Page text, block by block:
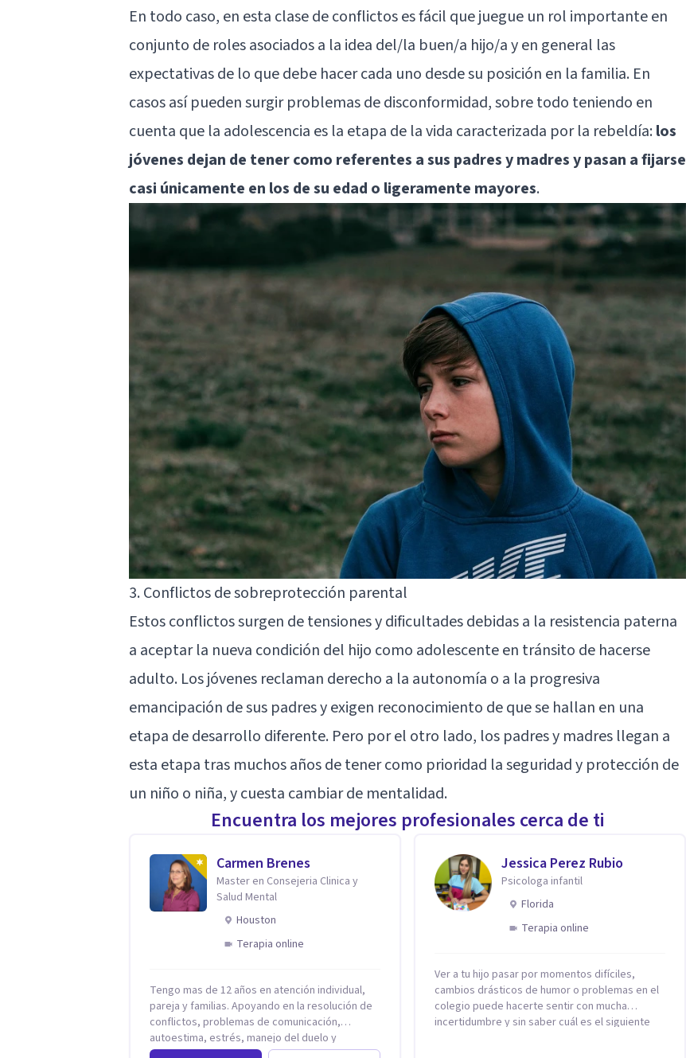
En todo caso, en esta clase de conflictos es fácil que juegue un rol importante en
conjunto de roles asociados a la idea del/la buen/a hijo/a y en general las
expectativas de lo que debe hacer cada uno desde su posición en la familia. En
casos así pueden surgir problemas de disconformidad, sobre todo teniendo en
cuenta que la adolescencia es la etapa de la vida caracterizada por la rebeldía:los
jóvenes dejan de tener como referentes a sus padres y madres y pasan a fijarse
casi únicamente en los de su edad o ligeramente mayores.
3. Conflictos de sobreprotección parental
Estos conflictos surgen de tensiones y dificultades debidas a la resistencia paterna
a aceptar la nueva condición del hijo como adolescente en tránsito de hacerse
adulto. Los jóvenes reclaman derecho a la autonomía o a la progresiva
emancipación de sus padres y exigen reconocimiento de que se hallan en una
etapa de desarrollo diferente. Pero por el otro lado, los padres y madres llegan a
esta etapa tras muchos años de tener como prioridad la seguridad y protección de
un niño o niña, y cuesta cambiar de mentalidad.
Encuentra los mejores profesionales cerca de ti
Carmen Brenes
Master en Consejeria Clinica y
Salud Mental
Houston
Terapia online
Tengo mas de 12 años en atención individual,
pareja y familias. Apoyando en la resolución de
conflictos, problemas de comunicación,
autoestima, estrés, manejo del duelo y
personas con ansiedad y depresión, así como
Jessica Perez Rubio
Psicologa infantil
Florida
Terapia online
Ver a tu hijo pasar por momentos difíciles,
cambios drásticos de humor o problemas en el
colegio puede hacerte sentir con mucha
incertidumbre y sin saber cuál es el siguiente